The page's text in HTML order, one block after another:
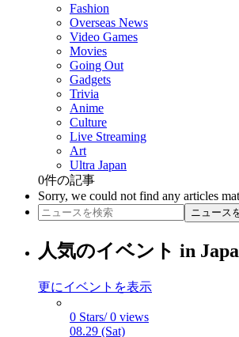
Fashion
Overseas News
Video Games
Movies
Going Out
Gadgets
Trivia
Anime
Culture
Live Streaming
Art
Ultra Japan
0件の記事
Sorry, we could not find any articles
ニュース
人気のイベント in
更にイベントを表示
0 Stars/ 0 views
08.29 (Sat)